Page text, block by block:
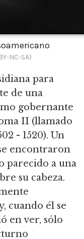
NC-SA)
para
de una
gobernante
II (llamado
- 1520). Un
encontraron
parecido a una
su cabeza.
cuando él se
en ver, sólo